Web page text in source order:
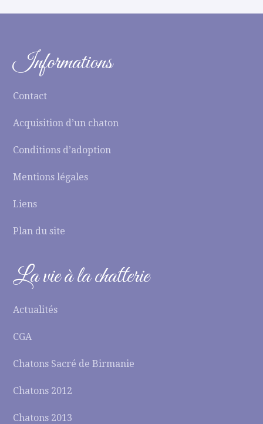
Informations
Contact
Acquisition d’un chaton
Conditions d’adoption
Mentions légales
Liens
Plan du site
La vie à la chatterie
Actualités
CGA
Chatons Sacré de Birmanie
Chatons 2012
Chatons 2013